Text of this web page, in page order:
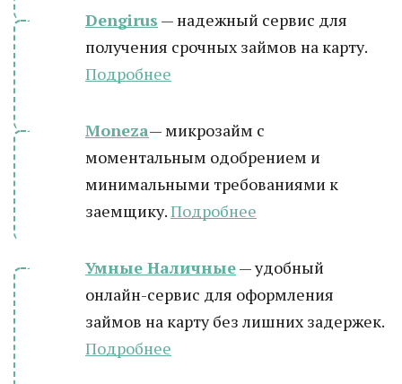
Dengirus — надежный сервис для
получения срочных займов на карту.
Подробнее
Moneza— микрозайм с
моментальным одобрением и
минимальными требованиями к
заемщику.Подробнее
Умные Наличные— удобный
онлайн-сервис для оформления
займов на карту без лишних задержек.
Подробнее